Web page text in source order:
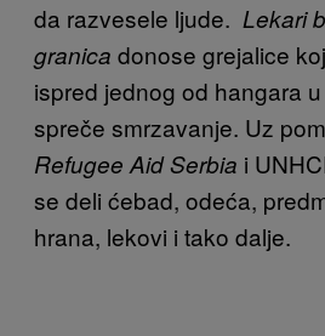
da razvesele ljude. Lekari
granica donose grejalice
ispred jednog od hangara
spreče smrzavanje. Uz
Refugee Aid Serbia i
se deli ćebad, odeća,
hrana, lekovi i tako dalje.